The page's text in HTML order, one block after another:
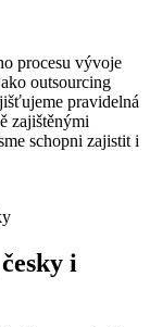
procesu vývoje
outsourcing
pravidelná
zajištěnými
schopni zajistit i
i